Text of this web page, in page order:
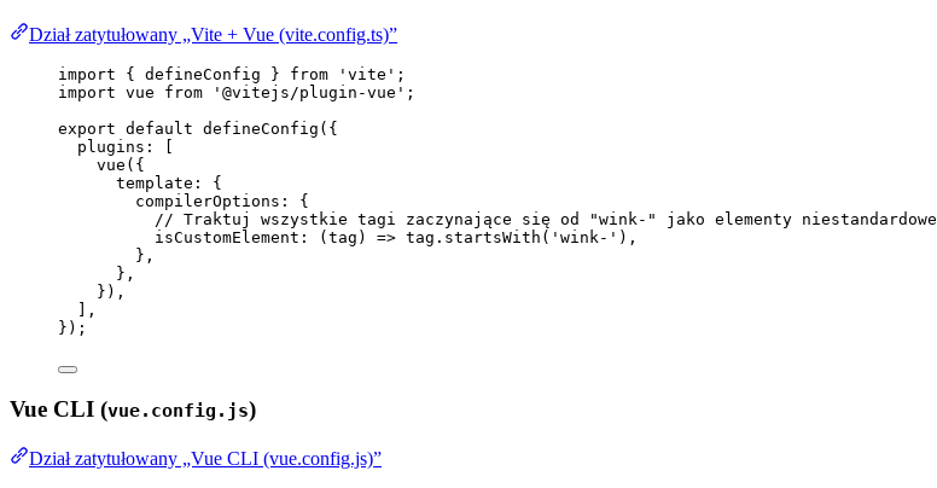
Dział zatytułowany „Vite + Vue (vite.config.ts)”
import { defineConfig } from ' vite ' ;
import vue from ' @vitejs/plugin-vue ' ;
export default defineConfig ({
plugins: [
vue ({
template: {
compilerOptions: {
// Traktuj wszystkie tagi zaczynające się od "wink-" jako elementy niestandardowe
isCustomElement : ( tag ) => tag . startsWith ( ' wink- ' ),
},
},
}),
],
});
Vue CLI (vue.config.js)
Dział zatytułowany „Vue CLI (vue.config.js)”